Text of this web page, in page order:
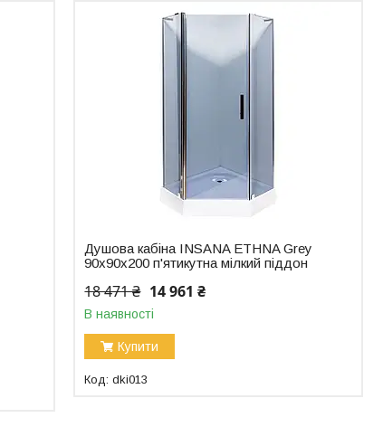
Душова кабіна INSANA ETHNA Grey
90х90х200 п'ятикутна мілкий піддон
18 471 ₴ 14 961 ₴
В наявності
Купити
dki013